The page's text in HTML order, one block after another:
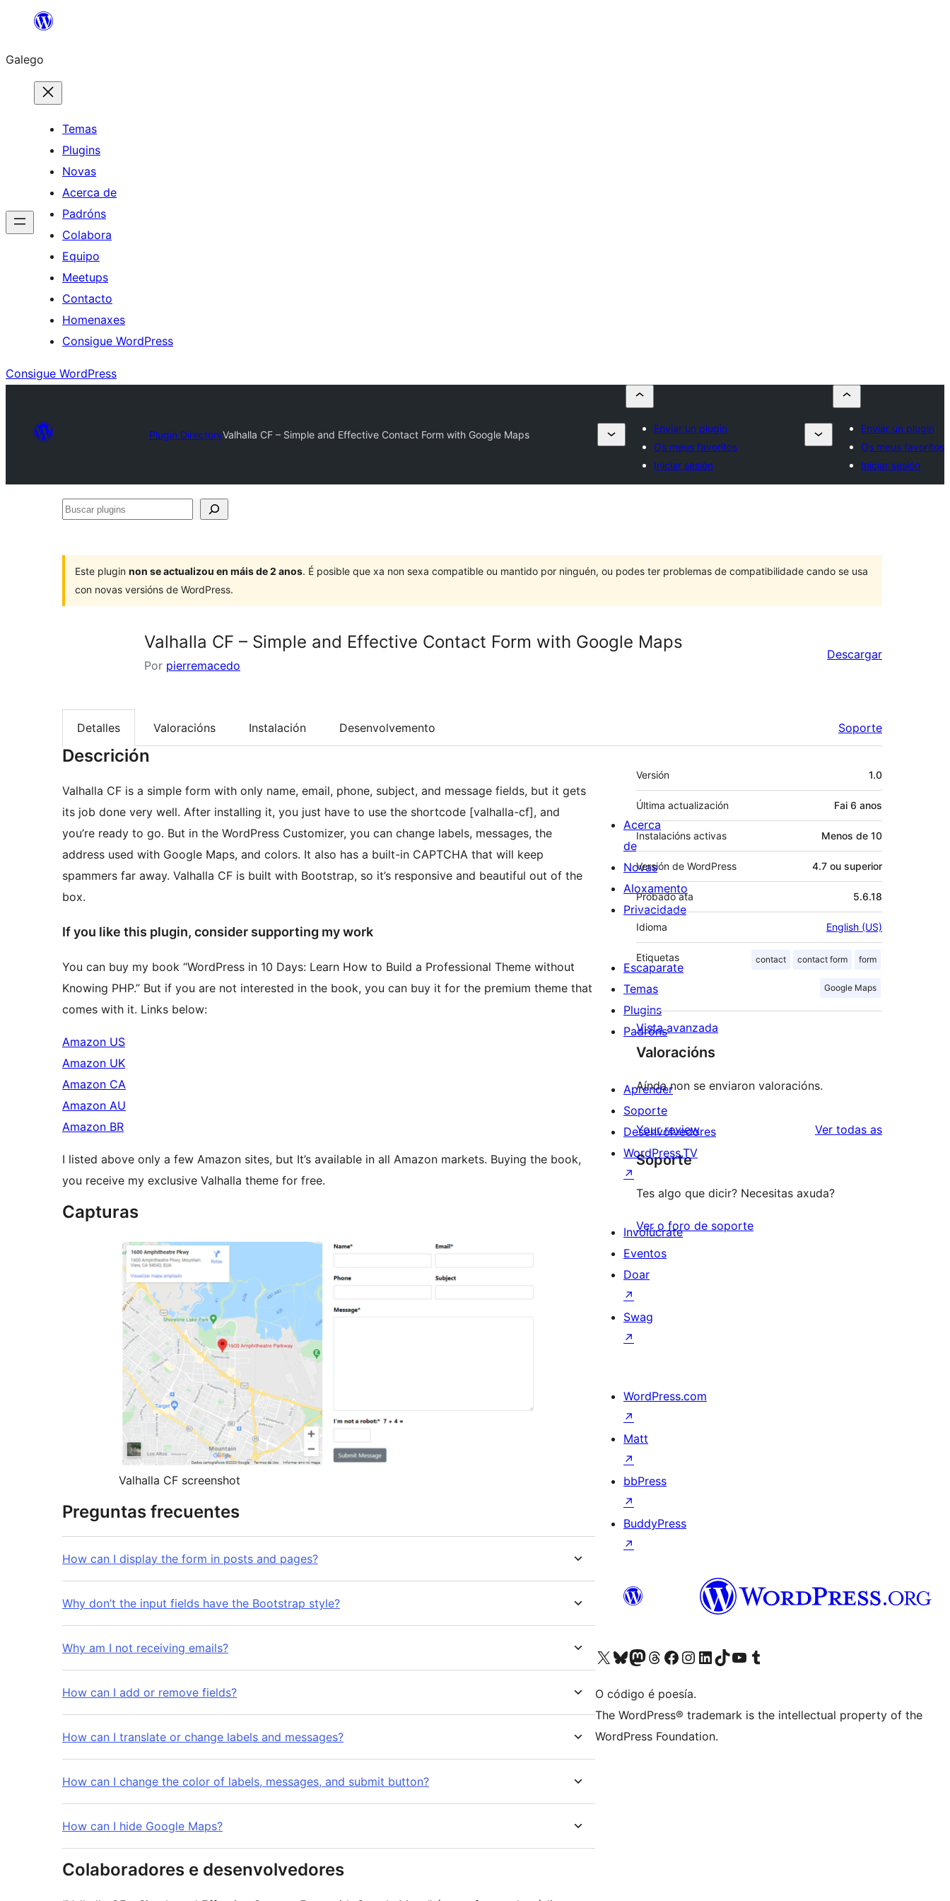
Saltar
contido
Galego
Temas
Plugins
Novas
Acerca de
Padróns
Colabora
Equipo
Meetups
Contacto
Homenaxes
Consigue WordPress
Consigue WordPress
Plugin DirectoryValhalla CF – Simple and Effective Contact Form with Google Maps
Enviar un plugin
Os meus favoritos
Iniciar sesión
Enviar un plugin
Os meus favoritos
Iniciar sesión
Buscar
Este plugin non se actualizou en máis de 2 anos. É posible que xa non sexa compatible ou mantido por ninguén, ou podes ter problemas de compatibilidade cando se usa
con novas versións de WordPress.
Valhalla CF – Simple and Effective Contact Form with Google Maps
Por pierremacedo
Descargar
Detalles Valoracións Instalación Desenvolvemento Soporte
Descrición
Valhalla CF is a simple form with only name, email, phone, subject, and message fields, but it gets
its job done very well. After installing it, you just have to use the shortcode [valhalla-cf], and
you’re ready to go. But in the WordPress Customizer, you can change labels, messages, the
address used with Google Maps, and colors. It also has a built-in CAPTCHA that will keep
spammers far away. Valhalla CF is built with Bootstrap, so it’s responsive and beautiful out of the
box.
If you like this plugin, consider supporting my work
You can buy my book “WordPress in 10 Days: Learn How to Build a Professional Theme without
Knowing PHP.” But if you are not interested in the book, you can buy it for the premium theme that
comes with it. Links below:
Amazon US
Amazon UK
Amazon CA
Amazon AU
Amazon BR
I listed above only a few Amazon sites, but It’s available in all Amazon markets. Buying the book,
you receive my exclusive Valhalla theme for free.
Capturas
Valhalla CF screenshot
Preguntas frecuentes
How can I display the form in posts and pages?
Why don’t the input fields have the Bootstrap style?
Why am I not receiving emails?
How can I add or remove fields?
How can I translate or change labels and messages?
How can I change the color of labels, messages, and submit button?
How can I hide Google Maps?
Colaboradores e desenvolvedores
Meta
Versión 1.0
Última actualización Fai 6 anos
Instalacións activas Menos de 10
Versión de WordPress 4.7 ou superior
Probado ata 5.6.18
Idioma English (US)
Etiquetas contact contact form form
Google Maps
Vista avanzada
Valoracións
Aínda non se enviaron valoracións.
Your review Ver todas asvaloracións
Soporte
Tes algo que dicir? Necesitas axuda?
Ver o foro de soporte
Acerca
de
Novas
Aloxamento
Privacidade
Escaparate
Temas
Plugins
Padróns
Aprender
Soporte
Desenvolvedores
WordPress.TV
↗
Involúcrate
Eventos
Doar
↗
Swag
↗
WordPress.com
↗
Matt
↗
bbPress
↗
BuddyPress
↗
Visita la cuenta de X (anteriormente Twitter)
Visita a nosa conta de Bluesky
Visita a nosa conta de Mastodon
Visita a nosa conta de Threads
Visita a nosa páxina de Facebook
Visita a nosa conta de Instagram
Visita a nosa conta de LinkedIn
Visita a nosa conta de TikTok
Visita a nosa canle de YouTube
Visita a nosa conta de Tumblr
O código é poesía.
The WordPress® trademark is the intellectual property of the
WordPress Foundation.